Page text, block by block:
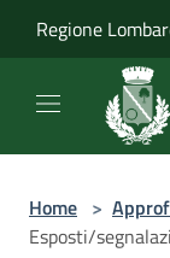
Regione
Home >
Esposti/